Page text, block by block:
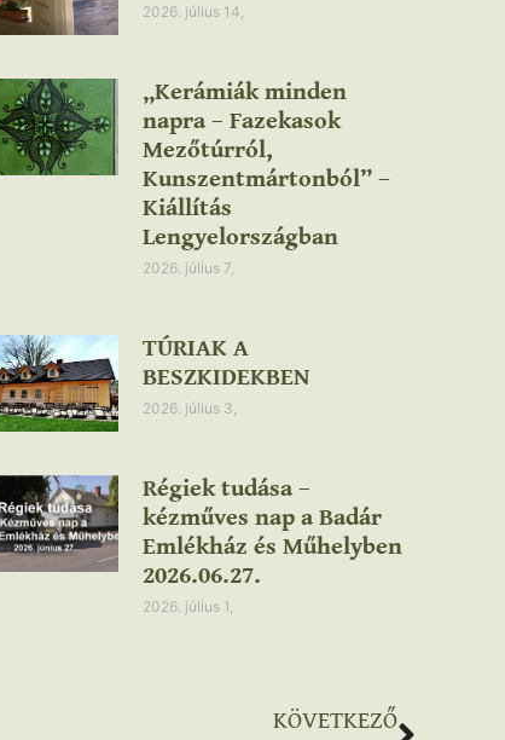
2026. július 14,
„Kerámiák minden
napra – Fazekasok
Mezőtúrról,
Kunszentmártonból” –
Kiállítás
Lengyelországban
2026. július 7,
TÚRIAK A
BESZKIDEKBEN
2026. július 3,
Régiek tudása –
kézműves nap a Badár
Emlékház és Műhelyben
2026.06.27.
2026. július 1,
KÖVETKEZŐ